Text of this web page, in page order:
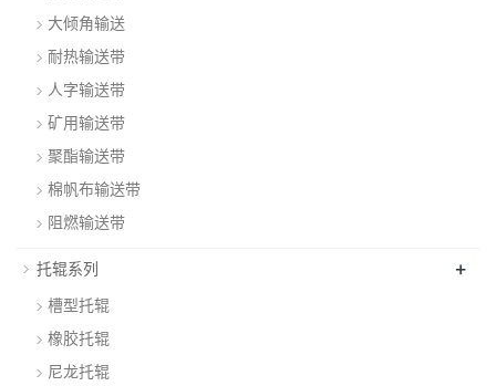
大倾角输送
耐热输送带
人字输送带
矿用输送带
聚酯输送带
棉帆布输送带
阻燃输送带
托辊系列 +
槽型托辊
橡胶托辊
尼龙托辊